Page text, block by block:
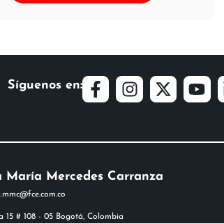
Síguenos en:
María Mercedes Carranza
15 # 108 - 05 Bogotá, Colombia